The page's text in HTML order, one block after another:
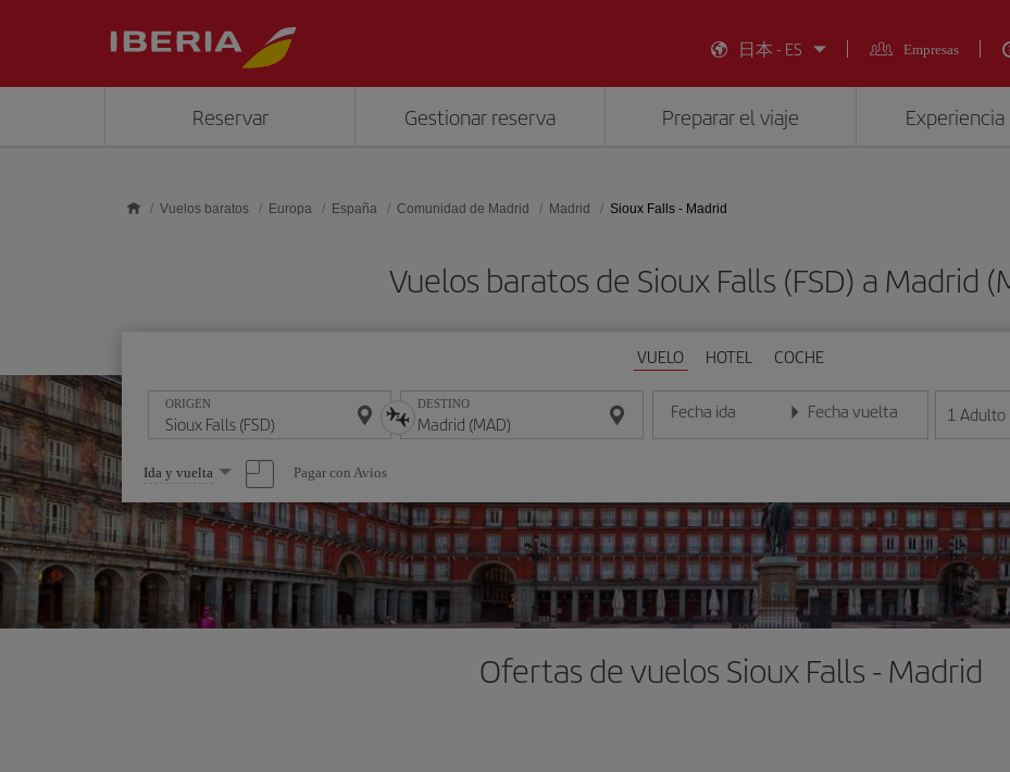
日本 - ES
Empresas
Reservar Gestionar reserva Preparar el viaje
Vuelos baratos Europa España Comunidad de Madrid Madrid Sioux Falls - Madrid
Vuelos baratos de Sioux Falls (FSD) a Madrid
VUELO HOTEL COCHE
ORIGEN DESTINO Fecha ida
Introduce la fecha en formato día/mes/año
Fecha vuelta
Introduce la fecha en formato día/
1 Adulto
Seleccione
una
opción
Ida y vuelta Pagar con Avios
Ofertas de vuelos Sioux Falls - Madrid